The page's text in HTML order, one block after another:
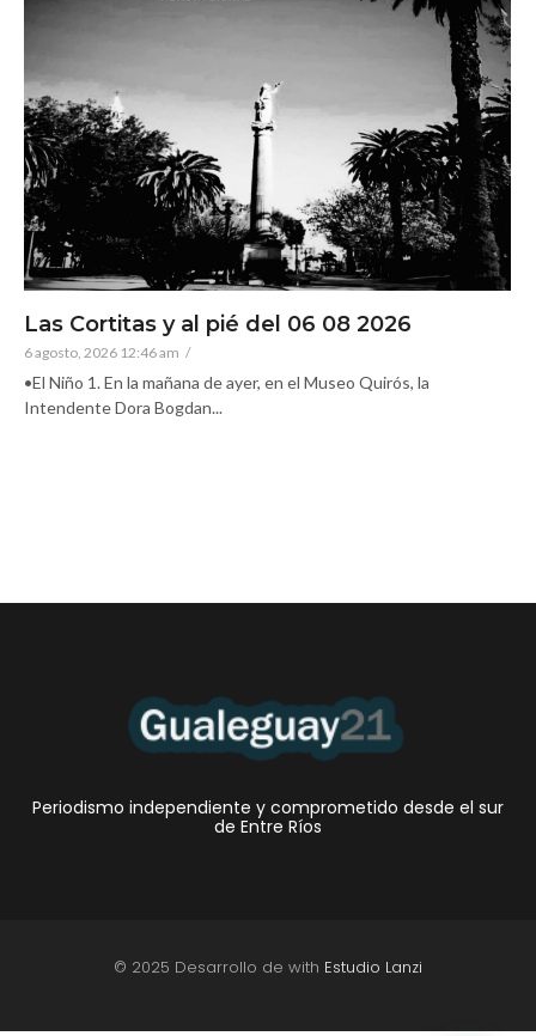
Las Cortitas y al pié del 06 08 2026
6 agosto, 2026 12:46 am /
•El Niño 1. En la mañana de ayer, en el Museo Quirós, la
Intendente Dora Bogdan...
Periodismo independiente y comprometido desde el sur
de Entre Ríos
© 2025 Desarrollo de with Estudio Lanzi